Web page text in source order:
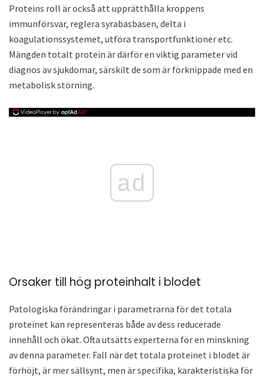
Proteins roll är också att upprätthålla kroppens
immunförsvar, reglera syrabasbasen, delta i
koagulationssystemet, utföra transportfunktioner etc.
Mängden totalt protein är därför en viktig parameter vid
diagnos av sjukdomar, särskilt de som är förknippade med en
metabolisk störning.
ad
Orsaker till hög proteinhalt i blodet
Patologiska förändringar i parametrarna för det totala
proteinet kan representeras både av dess reducerade
innehåll och ökat. Ofta utsätts experterna för en minskning
av denna parameter. Fall när det totala proteinet i blodet är
förhöjt, är mer sällsynt, men är specifika, karakteristiska för